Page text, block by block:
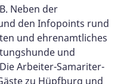
Neben der
den Infopoints rund
und ehrenamtliches
und
Arbeiter-Samariter-
zu Hüpfburg und